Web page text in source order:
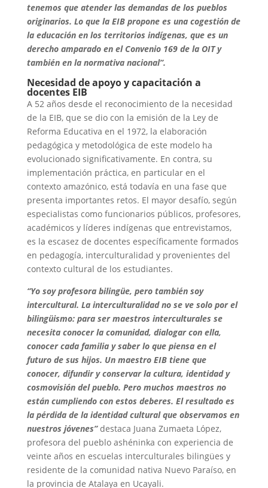
tenemos que atender las demandas de los pueblos
originarios. Lo que la EIB propone es una cogestión de
la educación en los territorios indígenas, que es un
derecho amparado en el Convenio 169 de la OIT y
también en la normativa nacional”.
Necesidad de apoyo y capacitación a
docentes EIB
A 52 años desde el reconocimiento de la necesidad
de la EIB, que se dio con la emisión de la Ley de
Reforma Educativa en el 1972, la elaboración
pedagógica y metodológica de este modelo ha
evolucionado significativamente. En contra, su
implementación práctica, en particular en el
contexto amazónico, está todavía en una fase que
presenta importantes retos. El mayor desafío, según
especialistas como funcionarios públicos, profesores,
académicos y líderes indígenas que entrevistamos,
es la escasez de docentes específicamente formados
en pedagogía, interculturalidad y provenientes del
contexto cultural de los estudiantes.
“Yo soy profesora bilingüe, pero también soy
intercultural. La interculturalidad no se ve solo por el
bilingüismo: para ser maestros interculturales se
necesita conocer la comunidad, dialogar con ella,
conocer cada familia y saber lo que piensa en el
futuro de sus hijos. Un maestro EIB tiene que
conocer, difundir y conservar la cultura, identidad y
cosmovisión del pueblo. Pero muchos maestros no
están cumpliendo con estos deberes. El resultado es
la pérdida de la identidad cultural que observamos en
nuestros jóvenes”destaca Juana Zumaeta López,
profesora del pueblo ashéninka con experiencia de
veinte años en escuelas interculturales bilingües y
residente de la comunidad nativa Nuevo Paraíso, en
la provincia de Atalaya en Ucayali.